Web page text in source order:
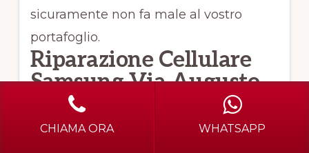
sicuramente non fa male al vostro
portafoglio.
Riparazione Cellulare
Samsung Via Augusto
Mariani Seregno
sensibilità estrema del
CHIAMA ORA WHATSAPP